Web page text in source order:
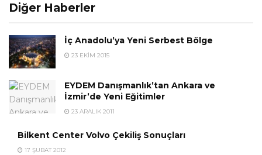
Diğer Haberler
İç Anadolu’ya Yeni Serbest Bölge
23 EKIM 2015
EYDEM Danışmanlık’tan Ankara ve
İzmir’de Yeni Eğitimler
23 ARALIK 2011
Bilkent Center Volvo Çekiliş Sonuçları
17 ŞUBAT 2012